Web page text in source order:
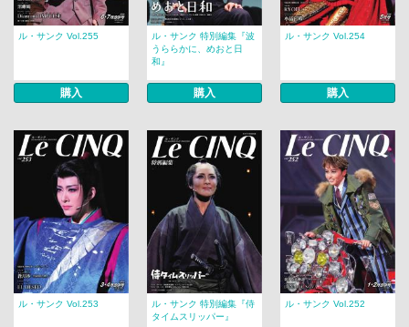
ル・サンク Vol.255
購入
ル・サンク 特別編集『波
うららかに、めおと日
和』
購入
ル・サンク Vol.254
購入
ル・サンク Vol.253
ル・サンク 特別編集『侍
タイムスリッパー』
ル・サンク Vol.252